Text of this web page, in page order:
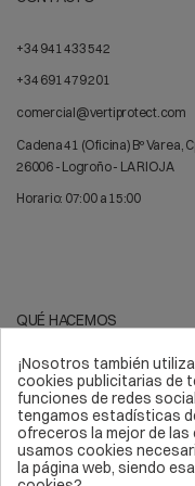
+34 941 433 542
+34 691 479 201
comercial@vertiprotect.com
Cadena 41 (Oficina) Bº Varea,
26006 - Logroño - LA RIOJA
Horario: 07:00 a 15:00
QUÉ HACEMOS
Trabajos verticales
Líneas de vida
Epis
Equipos de protección
¡Nosotros también
cookies publicitarias de
funciones de redes
tengamos estadísticas
ofreceros la mejor de las
usamos cookies
la página web, siendo